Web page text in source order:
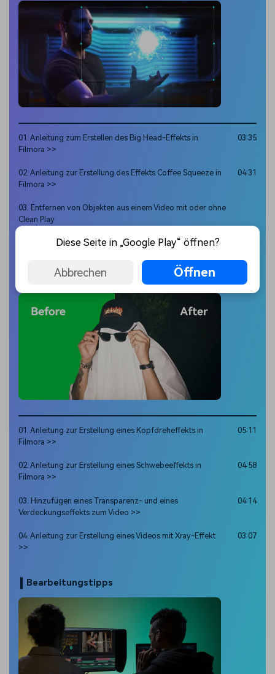
01. Anleitung zum Erstellen des Big Head-Effekts in
Filmora >>
03:35
02. Anleitung zur Erstellung des Effekts Coffee Squeeze in
Filmora >>
04:31
03. Entfernen von Objekten aus einem Video mit oder ohne
Clean Play
04. Wie man einen Split-Body-Effekt im Video erzeugt >>
Green Screen
01. Anleitung zur Erstellung eines Kopfdreheffekts in
Filmora >>
05:11
02. Anleitung zur Erstellung eines Schwebeeffekts in
Filmora >>
04:58
03. Hinzufügen eines Transparenz- und eines
Verdeckungseffekts zum Video >>
04:14
04. Anleitung zur Erstellung eines Videos mit Xray-Effekt
>>
03:07
Bearbeitungstipps
Diese Seite in „Google Play“ öffnen?
Abbrechen Öffnen